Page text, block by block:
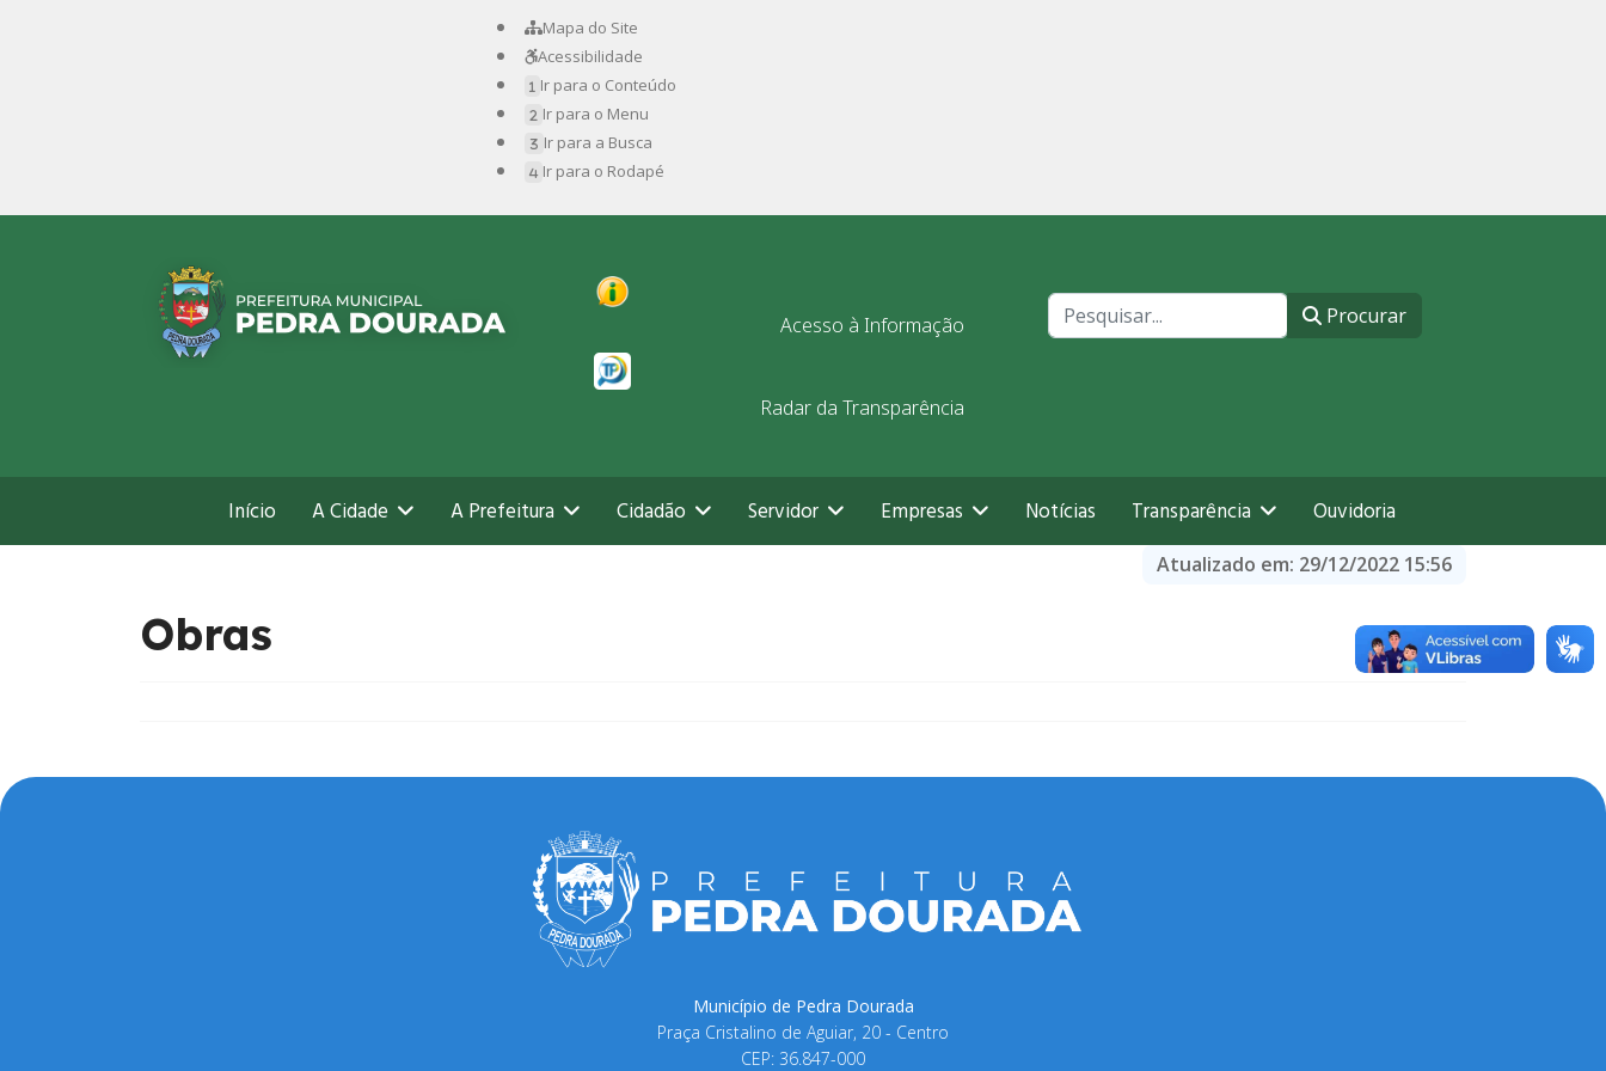
Mapa do Site
Acessibilidade
Ir para o Conteúdo
Ir para o Menu
Ir para a Busca
Ir para o Rodapé
Acesso à Informação
Radar da Transparência
Procurar
Início A Cidade A Prefeitura Cidadão Servidor Empresas Notícias Transparência Ouvidoria
Atualizado em: 29/12/2022 15:56
Obras
Município de Pedra Dourada
Praça Cristalino de Aguiar, 20 - Centro
CEP: 36.847-000